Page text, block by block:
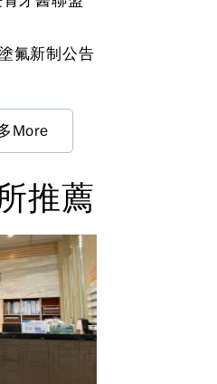
氟新制公告
More
推薦